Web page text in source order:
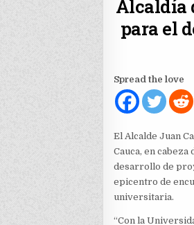
Alcaldía
para el
Spread the love
El Alcalde Juan
Cauca, en
desarrollo de
epicentro de
universitaria.
“Con la